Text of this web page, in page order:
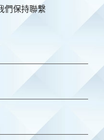
們保持聯繫